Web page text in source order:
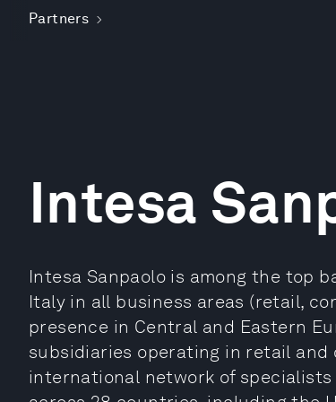
Partners
Intesa
Intesa Sanpaolo is among the top
Italy in all business areas (retail,
presence in Central and Eastern
subsidiaries operating in retail and
international network of